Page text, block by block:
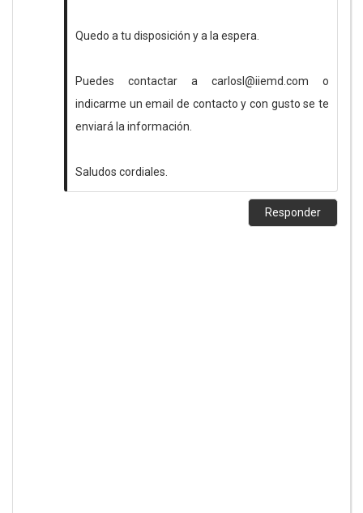
Quedo a tu disposición y a la espera.
Puedes contactar a carlosl@iiemd.com o
indicarme un email de contacto y con gusto se te
enviará la información.
Saludos cordiales.
Responder